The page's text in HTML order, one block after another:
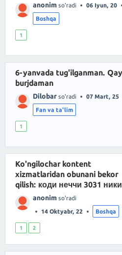
anonim so'radi 06 Iyun, 20
Boshqa
1
6-yanvada tug'ilganman.
burjdaman
Dilobar so'radi 07 Mart, 25
Fan va ta'lim
1
Ko'ngilochar kontent
xizmatlaridan obunani bekor
qilish: коди неччи 3031 ники
anonim so'radi
14 Oktyabr, 22 Boshqa
1 2